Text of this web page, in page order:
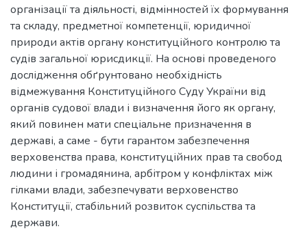
організації та діяльності, відмінностей їх формування
та складу, предметної компетенції, юридичної
природи актів органу конституційного контролю та
судів загальної юрисдикції. На основі проведеного
дослідження обґрунтовано необхідність
відмежування Конституційного Суду України від
органів судової влади і визначення його як органу,
який повинен мати спеціальне призначення в
державі, а саме - бути гарантом забезпечення
верховенства права, конституційних прав та свобод
людини і громадянина, арбітром у конфліктах між
гілками влади, забезпечувати верховенство
Конституції, стабільний розвиток суспільства та
держави.